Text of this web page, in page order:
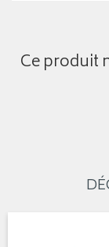
Ce produit